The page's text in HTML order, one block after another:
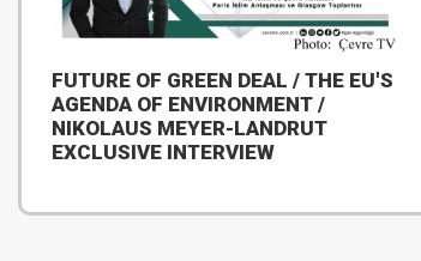
FUTURE OF GREEN DEAL / THE EU'S
AGENDA OF ENVIRONMENT /
NIKOLAUS MEYER-LANDRUT
EXCLUSIVE INTERVIEW